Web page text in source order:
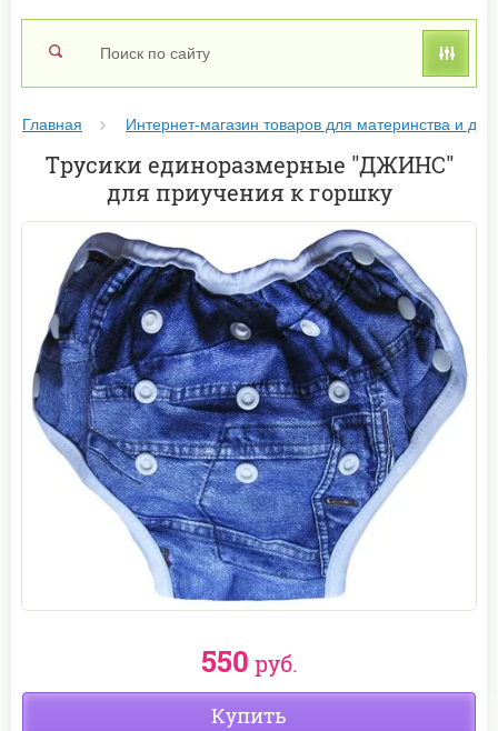
Главная Интернет-магазин товаров для материнства и
Трусики единоразмерные "ДЖИНС"
для приучения к горшку
550 руб.
Купить